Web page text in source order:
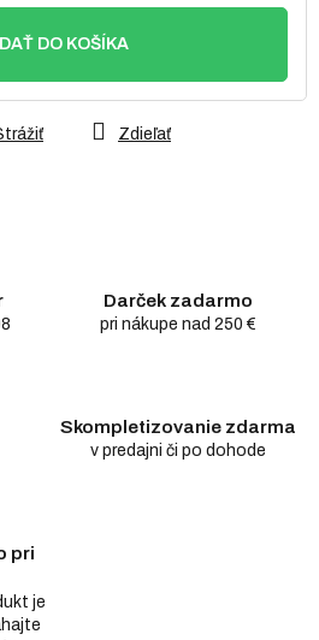
DO KOŠÍKA
Zdieľať
Darček zadarmo
pri nákupe nad 250 €
Skompletizovanie zdarma
v predajni či po dohode
pri
je